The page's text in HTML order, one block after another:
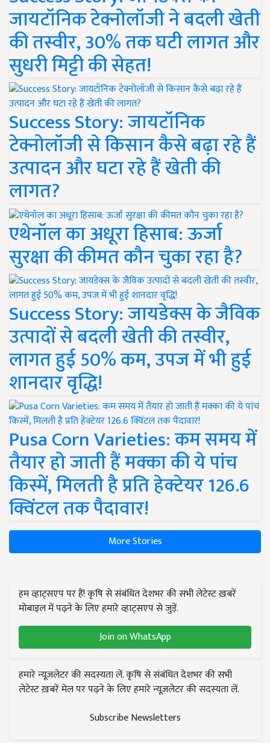
जायटॉनिक टेक्नोलॉजी ने बदली खेती
की तस्वीर, 30% तक घटी लागत और
सुधरी मिट्टी की सेहत!
Success Story: जायटॉनिक
टेक्नोलॉजी से किसान कैसे बढ़ा रहे हैं
उत्पादन और घटा रहे हैं खेती की
लागत?
एथेनॉल का अधूरा हिसाब: ऊर्जा
सुरक्षा की कीमत कौन चुका रहा है?
Success Story: जायडेक्स के जैविक
उत्पादों से बदली खेती की तस्वीर,
लागत हुई 50% कम, उपज में भी हुई
शानदार वृद्धि!
Pusa Corn Varieties: कम समय में
तैयार हो जाती हैं मक्का की ये पांच
किस्में, मिलती है प्रति हेक्टेयर 126.6
क्विंटल तक पैदावार!
More Stories
हम व्हाट्सएप पर हैं! कृषि से संबंधित देशभर की सभी लेटेस्ट ख़बरें
मोबाइल में पढ़ने के लिए हमारे व्हाट्सएप से जुड़ें.
Join on WhatsApp
हमारे न्यूज़लेटर की सदस्यता लें. कृषि से संबंधित देशभर की सभी
लेटेस्ट ख़बरें मेल पर पढ़ने के लिए हमारे न्यूज़लेटर की सदस्यता लें.
Subscribe Newsletters